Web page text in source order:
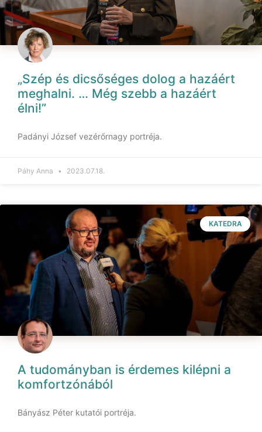
„Szép és dicsőséges dolog a hazáért
meghalni. … Még szebb a hazáért
élni!”
Padányi József vezérőrnagy portréja.
Páhy Anna 2023.07.18.
KATEDRA
A tudományban is érdemes kilépni a
komfortzónából
Bányász Péter kutatói portréja.